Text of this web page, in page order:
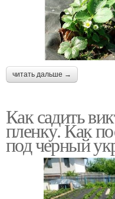
читать дальше →
Как садить
пленку. Как
под черный